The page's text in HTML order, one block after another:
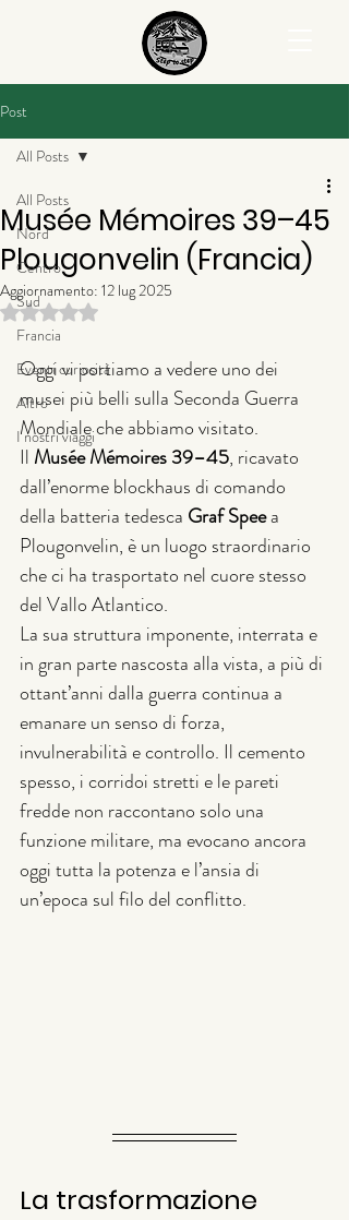
Post
All Posts
Nord
Centro
Sud
Francia
Eventi curiosità
Altro
I nostri viaggi
All Posts
Musée Mémoires 39–45
Plougonvelin (Francia)
Aggiornamento: 12 lug 2025
Valutazione NaN stelle su 5.
Oggi vi portiamo a vedere uno dei
musei più belli sulla Seconda Guerra
Mondiale che abbiamo visitato.
Il Musée Mémoires 39–45, ricavato
dall’enorme blockhaus di comando
della batteria tedesca Graf Spee a
Plougonvelin, è un luogo straordinario
che ci ha trasportato nel cuore stesso
del Vallo Atlantico.
La sua struttura imponente, interrata e
in gran parte nascosta alla vista, a più di
ottant’anni dalla guerra continua a
emanare un senso di forza,
invulnerabilità e controllo. Il cemento
spesso, i corridoi stretti e le pareti
fredde non raccontano solo una
funzione militare, ma evocano ancora
oggi tutta la potenza e l’ansia di
un’epoca sul filo del conflitto.
La trasformazione